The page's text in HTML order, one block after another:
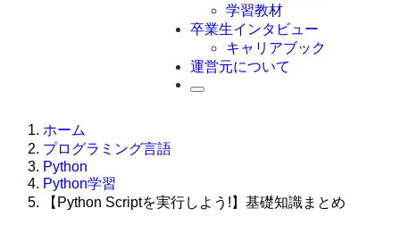
学習教材
卒業生インタビュー
キャリアブック
運営元について
ホーム
プログラミング言語
Python
Python学習
【Python Scriptを実行しよう!】基礎知識まとめ